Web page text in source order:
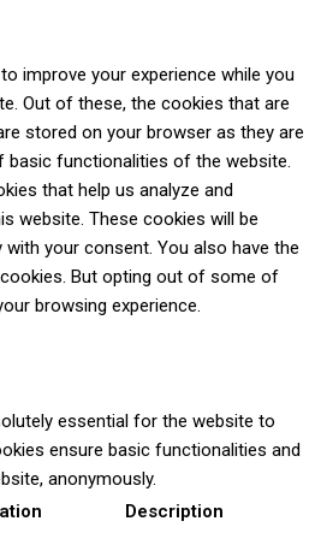
improve your experience while you
Out of these, the cookies that are
stored on your browser as they are
functionalities of the website.
that help us analyze and
website. These cookies will be
your consent. You also have the
But opting out of some of
browsing experience.
essential for the website to
ensure basic functionalities and
anonymously.
Description